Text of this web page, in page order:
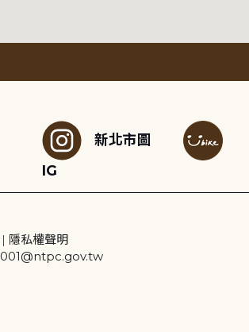
新北市圖
IG
| 隱私權聲明